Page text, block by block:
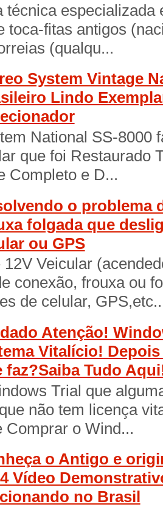
técnica especializada
toca-fitas antigos
(qualqu...
System Vintage
Lindo
National SS-8000
que foi Restaurado
Completo e D...
o problema
folgada que
ou GPS
12V Veicular
conexão, frouxa ou
de celular,
Atenção!
Vitalício! Depois
faz?Saiba Tudo
Trial que
não tem licença
Comprar o Wind...
o Antigo e
Vídeo
no Brasil